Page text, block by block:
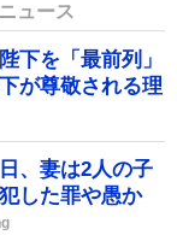
ニュース
下を「最前列」
が尊敬される理
、妻は2人の子
した罪や愚か